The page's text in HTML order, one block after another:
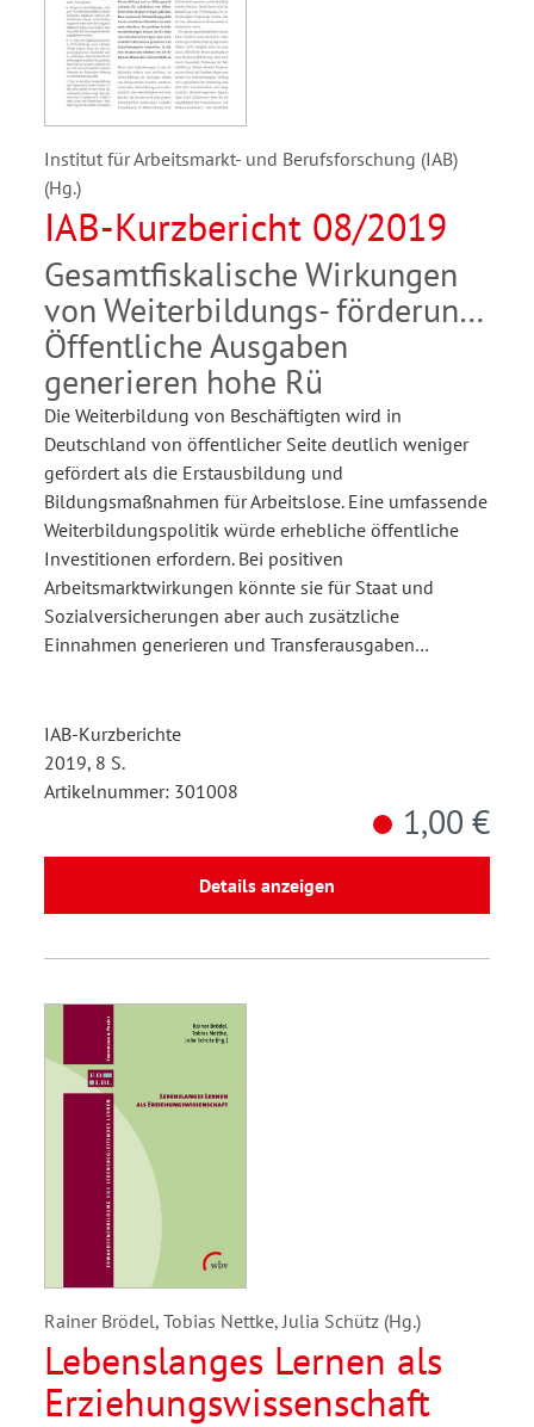
Institut für Arbeitsmarkt- und Berufsforschung (IAB)
(Hg.)
IAB-Kurzbericht 08/2019
Gesamtfiskalische Wirkungen
von Weiterbildungs- förderung:
Öffentliche Ausgaben
generieren hohe Rü
Die Weiterbildung von Beschäftigten wird in
Deutschland von öffentlicher Seite deutlich weniger
gefördert als die Erstausbildung und
Bildungsmaßnahmen für Arbeitslose. Eine umfassende
Weiterbildungspolitik würde erhebliche öffentliche
Investitionen erfordern. Bei positiven
Arbeitsmarktwirkungen könnte sie für Staat und
Sozialversicherungen aber auch zusätzliche
Einnahmen generieren und Transferausgaben…
IAB-Kurzberichte
2019, 8 S.
Artikelnummer: 301008
1,00 €
Details anzeigen
Rainer Brödel, Tobias Nettke, Julia Schütz (Hg.)
Lebenslanges Lernen als
Erziehungswissenschaft